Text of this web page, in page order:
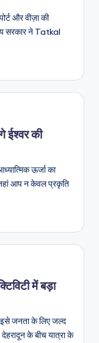
और वीज़ा की
सरकार ने Tatkal
ईश्वर की
ऊर्जा का
आप न केवल प्रकृति
में बड़ा
जनता के लिए जल्द
देहरादून के बीच यात्रा के